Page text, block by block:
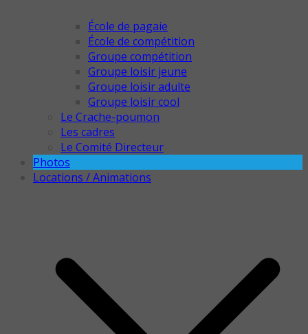
École de pagaie
École de compétition
Groupe compétition
Groupe loisir jeune
Groupe loisir adulte
Groupe loisir cool
Le Crache-poumon
Les cadres
Le Comité Directeur
Photos
Locations / Animations